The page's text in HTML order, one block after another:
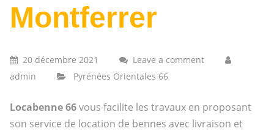
Montferrer
20 décembre 2021
Leave a comment
admin
Pyrénées Orientales 66
Locabenne 66vous facilite les travaux en proposant
son service de location de bennes avec livraison et